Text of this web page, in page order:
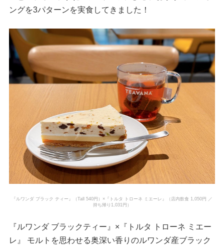
ングを3パターンを実食してきました！
『ルワンダ ブラック ティー』（Tall 540円）×『トルタ トローネ ミエーレ』（店内飲食 1,050円 ／
持ち帰り1,031円）
『ルワンダ ブラックティー』×『トルタ トローネ ミエー
レ』 モルトを思わせる奥深い香りのルワンダ産ブラック